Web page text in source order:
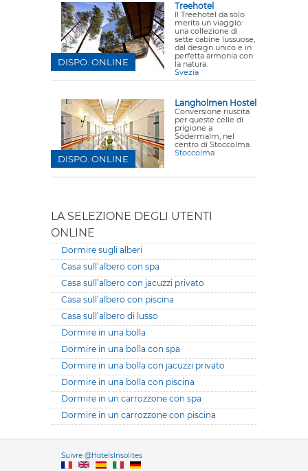
Treehotel
Il Treehotel da solo
merita un viaggio:
una collezione di
sette cabine lussuose,
dal design unico e in
perfetta armonia con
la natura.
Svezia
DISPO. ONLINE
Langholmen Hostel
Conversione riuscita
per queste celle di
prigione a
Södermalm, nel
centro di Stoccolma.
Stoccolma
DISPO. ONLINE
LA SELEZIONE DEGLI UTENTI
ONLINE
Dormire sugli alberi
Casa sull’albero con spa
Casa sull’albero con jacuzzi privato
Casa sull’albero con piscina
Casa sull’albero di lusso
Dormire in una bolla
Dormire in una bolla con spa
Dormire in una bolla con jacuzzi privato
Dormire in una bolla con piscina
Dormire in un carrozzone con spa
Dormire in un carrozzone con piscina
Suivre @HotelsInsolitesVersione